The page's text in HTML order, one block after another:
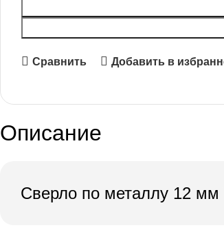
Сравнить Добавить в
Описание
Сверло по металлу 12 мм